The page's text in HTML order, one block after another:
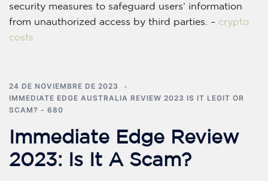
security measures to safeguard users’ information
from unauthorized access by third parties. – crypto
costs
24 DE NOVIEMBRE DE 2023
IMMEDIATE EDGE AUSTRALIA REVIEW 2023 IS IT LEGIT OR
SCAM? - 680
Immediate Edge Review
2023: Is It A Scam?